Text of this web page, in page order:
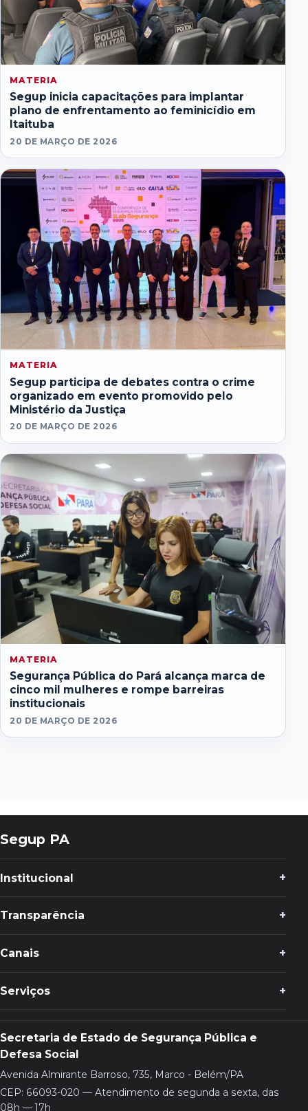
MATERIA
Segup inicia capacitações para implantar
plano de enfrentamento ao feminicídio em
Itaituba
20 DE MARÇO DE 2026
MATERIA
Segup participa de debates contra o crime
organizado em evento promovido pelo
Ministério da Justiça
20 DE MARÇO DE 2026
MATERIA
Segurança Pública do Pará alcança marca de
cinco mil mulheres e rompe barreiras
institucionais
20 DE MARÇO DE 2026
Segup PA
Institucional
Transparência
Canais
Serviços
Secretaria de Estado de Segurança Pública e
Defesa Social
Avenida Almirante Barroso, 735, Marco - Belém/PA
CEP: 66093-020 — Atendimento de segunda a sexta, das
08h — 17h